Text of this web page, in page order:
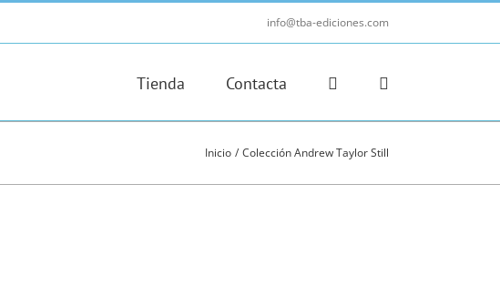
info@tba-ediciones.com
Tienda Contacta
Inicio Colección Andrew Taylor Still